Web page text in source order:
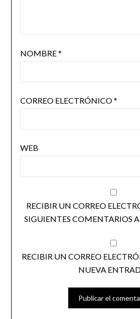
NOMBRE*
CORREO ELECTRÓNICO*
WEB
RECIBIR UN CORREO
SIGUIENTES COMENTARIOS
RECIBIR UN CORREO
NUEVA